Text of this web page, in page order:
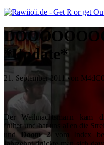
*Update*
21. September 2011 von
Der Weihnachtsmann kam
früher und hat uns allen die
undDoom 2 vom Index
Jahrzehnt drückte man sich